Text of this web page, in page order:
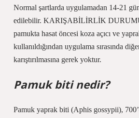
Normal şartlarda uygulamadan 14-21
edilebilir. KARIŞABİLİRLİK
pamukta hasat öncesi koza açıcı ve
kullanıldığından uygulama sırasında
karıştırılmasına gerek yoktur.
Pamuk biti nedir?
Pamuk yaprak biti (Aphis gossypii),